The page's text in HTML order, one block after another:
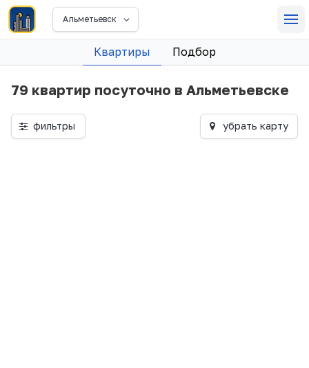
Альметьевск
Квартиры Подбор
79 квартир посуточно в Альметьевске
фильтры убрать карту